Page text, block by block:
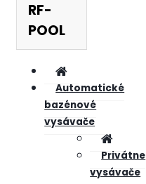
RF-
POOL
Automatické
bazénové
vysávače
Privátne
vysávače